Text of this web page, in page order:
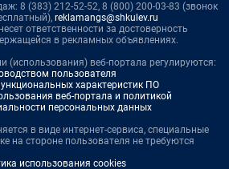
8 (383) 212-52-52, 8 (800) 200-03-83 (звонок
reklamangs@shkulev.ru
ответственности за достоверность
в рекламных объявлениях.
(использования) веб-портала регулируются:
пользователя
характеристик ПО
веб-портала и политикой
персональных данных
в виде интернет-сервиса, специальные
на стороне пользователя не требуются
использования cookies